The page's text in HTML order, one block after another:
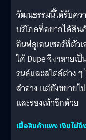
วัฒนธรรมนี้ได้รับคว
บริโภคที่อยากได้สิ
อินฟลูเอนเซอร์ที่ตัว
ได้ Dupe จึงกลายเ
รนด์และสไตล์ต่าง ๆ
สำอาง แต่ยังขยายไ
และรองเท้าอีกด้วย
เมื่อสินค้าแพง เงินไม่